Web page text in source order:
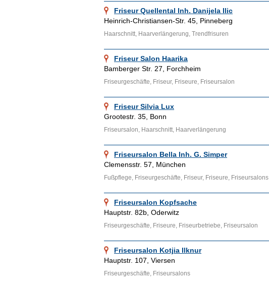
Friseur Quellental Inh. Danijela Ilic
Heinrich-Christiansen-Str. 45, Pinneberg
Haarschnitt, Haarverlängerung, Trendfrisuren
Friseur Salon Haarika
Bamberger Str. 27, Forchheim
Friseurgeschäfte, Friseur, Friseure, Friseursalon
Friseur Silvia Lux
Grootestr. 35, Bonn
Friseursalon, Haarschnitt, Haarverlängerung
Friseursalon Bella Inh. G. Simper
Clemensstr. 57, München
Fußpflege, Friseurgeschäfte, Friseur, Friseure, Friseursalons
Friseursalon Kopfsache
Hauptstr. 82b, Oderwitz
Friseurgeschäfte, Friseure, Friseurbetriebe, Friseursalon
Friseursalon Kotjia Ilknur
Hauptstr. 107, Viersen
Friseurgeschäfte, Friseursalons